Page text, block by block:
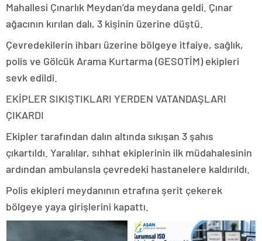
Mahallesi Çınarlık Meydan’da meydana geldi. Çınar
ağacının kırılan dalı, 3 kişinin üzerine düştü.
Çevredekilerin ihbarı üzerine bölgeye itfaiye, sağlık,
polis ve Gölcük Arama Kurtarma (GESOTİM) ekipleri
sevk edildi.
EKİPLER SIKIŞTIKLARI YERDEN VATANDAŞLARI
ÇIKARDI
Ekipler tarafından dalın altında sıkışan 3 şahıs
çıkartıldı. Yaralılar, sıhhat ekiplerinin ilk müdahalesinin
ardından ambulansla çevredeki hastanelere kaldırıldı.
Polis ekipleri meydanının etrafına şerit çekerek
bölgeye yaya girişlerini kapattı.